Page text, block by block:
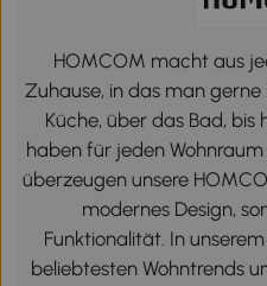
HOMCOM macht aus
Zuhause, in das man
Küche, über das Bad,
haben für jeden
überzeugen unsere
modernes Design,
Funktionalität. In
beliebtesten Wohntrends